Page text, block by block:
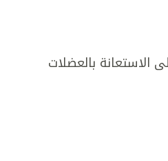
الاستعانة بالعضلات